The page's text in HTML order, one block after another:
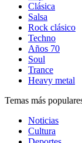
Clásica
Salsa
Rock clásico
Techno
Años 70
Soul
Trance
Heavy metal
Temas más
Noticias
Cultura